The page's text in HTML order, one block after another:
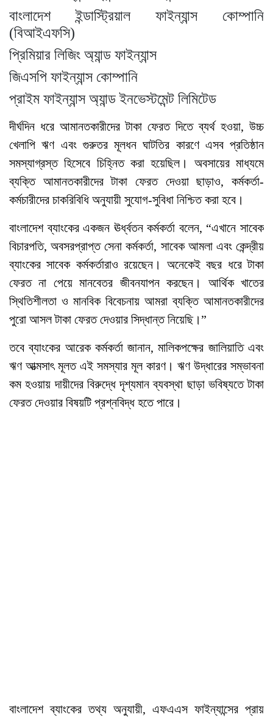
বাংলাদেশ ইন্ডাস্ট্রিয়াল ফাইন্যান্স কোম্পানি
(বিআইএফসি)
প্রিমিয়ার লিজিং অ্যান্ড ফাইন্যান্স
জিএসপি ফাইন্যান্স কোম্পানি
প্রাইম ফাইন্যান্স অ্যান্ড ইনভেস্টমেন্ট লিমিটেড
দীর্ঘদিন ধরে আমানতকারীদের টাকা ফেরত দিতে ব্যর্থ হওয়া, উচ্চ
খেলাপি ঋণ এবং গুরুতর মূলধন ঘাটতির কারণে এসব প্রতিষ্ঠান
সমস্যাগ্রস্ত হিসেবে চিহ্নিত করা হয়েছিল। অবসায়ের মাধ্যমে
ব্যক্তি আমানতকারীদের টাকা ফেরত দেওয়া ছাড়াও, কর্মকর্তা-
কর্মচারীদের চাকরিবিধি অনুযায়ী সুযোগ-সুবিধা নিশ্চিত করা হবে।
বাংলাদেশ ব্যাংকের একজন ঊর্ধ্বতন কর্মকর্তা বলেন, “এখানে সাবেক
বিচারপতি, অবসরপ্রাপ্ত সেনা কর্মকর্তা, সাবেক আমলা এবং কেন্দ্রীয়
ব্যাংকের সাবেক কর্মকর্তারাও রয়েছেন। অনেকেই বছর ধরে টাকা
ফেরত না পেয়ে মানবেতর জীবনযাপন করছেন। আর্থিক খাতের
স্থিতিশীলতা ও মানবিক বিবেচনায় আমরা ব্যক্তি আমানতকারীদের
পুরো আসল টাকা ফেরত দেওয়ার সিদ্ধান্ত নিয়েছি।”
তবে ব্যাংকের আরেক কর্মকর্তা জানান, মালিকপক্ষের জালিয়াতি এবং
ঋণ আত্মসাৎ মূলত এই সমস্যার মূল কারণ। ঋণ উদ্ধারের সম্ভাবনা
কম হওয়ায় দায়ীদের বিরুদ্ধে দৃশ্যমান ব্যবস্থা ছাড়া ভবিষ্যতে টাকা
ফেরত দেওয়ার বিষয়টি প্রশ্নবিদ্ধ হতে পারে।
বাংলাদেশ ব্যাংকের তথ্য অনুযায়ী, এফএএস ফাইন্যান্সের প্রায়